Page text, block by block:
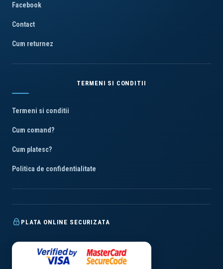
Facebook
Contact
Cum returnez
TERMENI SI CONDITII
Termeni si conditii
Cum comand?
Cum platesc?
Politica de confidentialitate
PLATA ONLINE SECURIZATA